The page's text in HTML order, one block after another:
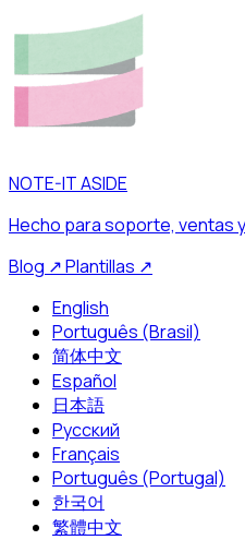
NOTE-IT ASIDE
Hecho para soporte, ventas
Blog ↗Plantillas ↗
English
Português (Brasil)
简体中文
Español
日本語
Русский
Français
Português (Portugal)
한국어
繁體中文